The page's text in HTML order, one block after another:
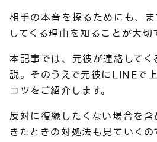
相手の本音を探るためにも、
してくる理由を知ることが大切
本記事では、元彼が連絡して
説。そのうえで元彼にLINEで
コツをご紹介します。
反対に復縁したくない場合を
きたときの対処法も見ていく